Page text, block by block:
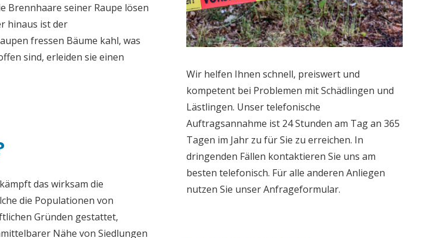
Brennhaare seiner Raupe lösen
hinaus ist der
fressen Bäume kahl, was
sind, erleiden sie einen
das wirksam die
die Populationen von
Gründen gestattet,
Nähe von Siedlungen
Wir helfen Ihnen schnell, preiswert und
kompetent bei Problemen mit Schädlingen und
Lästlingen. Unser telefonische
Auftragsannahme ist 24 Stunden am Tag an 365
Tagen im Jahr zu für Sie zu erreichen. In
dringenden Fällen kontaktieren Sie uns am
besten telefonisch. Für alle anderen Anliegen
nutzen Sie unser Anfrageformular.